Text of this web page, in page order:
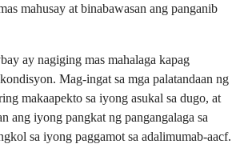
mahusay at binabawasan ang panganib
ay nagiging mas mahalaga kapag
Mag-ingat sa mga palatandaan ng
makaapekto sa iyong asukal sa dugo, at
ang iyong pangkat ng pangangalaga sa
sa iyong paggamot sa adalimumab-aacf.